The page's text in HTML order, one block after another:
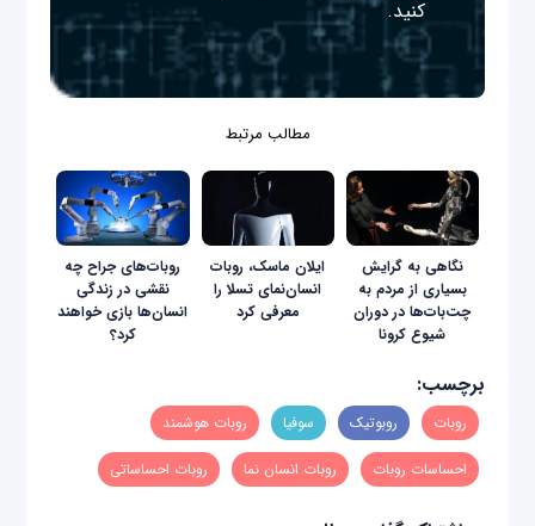
کنید.
مطالب مرتبط
نگاهی به گرایش
بسیاری از مردم به
چت‌بات‌ها در دوران
شیوع کرونا
ایلان ماسک، روبات
انسان‌نمای تسلا را
معرفی کرد
روبات‌های جراح چه
نقشی در زندگی
انسان‌ها بازی خواهند
کرد؟
برچسب:
روبات روبوتیک سوفیا روبات هوشمند
احساسات روبات روبات انسان نما روبات احساساتی